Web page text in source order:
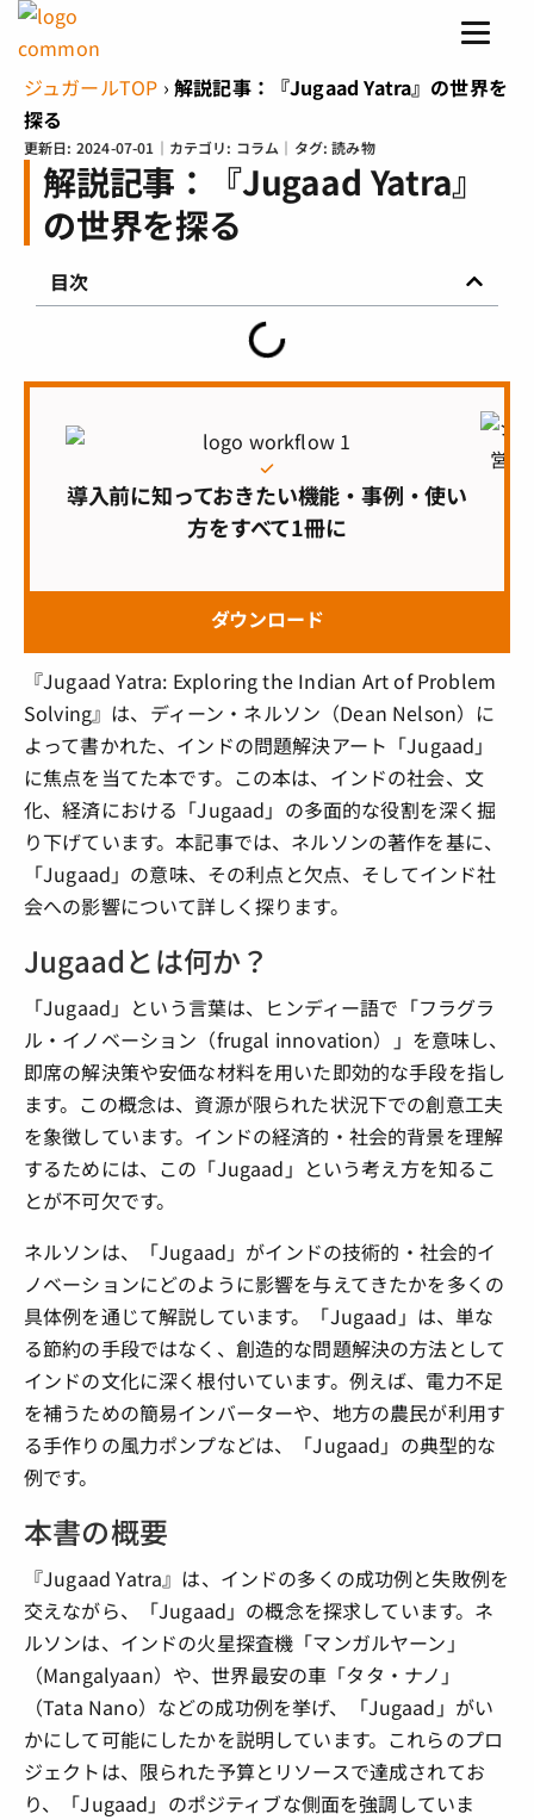
ジュガールTOP › 解説記事：『Jugaad Yatra』の世界を
探る
更新日: 2024-07-01 ｜カテゴリ: コラム ｜タグ: 読み物
解説記事：『Jugaad Yatra』
の世界を探る
目次
導入前に知っておきたい機能・事例・使い
方をすべて1冊に
ダウンロード
『Jugaad Yatra: Exploring the Indian Art of Problem
Solving』は、ディーン・ネルソン（Dean Nelson）に
よって書かれた、インドの問題解決アート「Jugaad」
に焦点を当てた本です。この本は、インドの社会、文
化、経済における「Jugaad」の多面的な役割を深く掘
り下げています。本記事では、ネルソンの著作を基に、
「Jugaad」の意味、その利点と欠点、そしてインド社
会への影響について詳しく探ります。
Jugaadとは何か？
「Jugaad」という言葉は、ヒンディー語で「フラグラ
ル・イノベーション（frugal innovation）」を意味し、
即席の解決策や安価な材料を用いた即効的な手段を指し
ます。この概念は、資源が限られた状況下での創意工夫
を象徴しています。インドの経済的・社会的背景を理解
するためには、この「Jugaad」という考え方を知るこ
とが不可欠です。
ネルソンは、「Jugaad」がインドの技術的・社会的イ
ノベーションにどのように影響を与えてきたかを多くの
具体例を通じて解説しています。「Jugaad」は、単な
る節約の手段ではなく、創造的な問題解決の方法として
インドの文化に深く根付いています。例えば、電力不足
を補うための簡易インバーターや、地方の農民が利用す
る手作りの風力ポンプなどは、「Jugaad」の典型的な
例です。
本書の概要
『Jugaad Yatra』は、インドの多くの成功例と失敗例を
交えながら、「Jugaad」の概念を探求しています。ネ
ルソンは、インドの火星探査機「マンガルヤーン」
（Mangalyaan）や、世界最安の車「タタ・ナノ」
（Tata Nano）などの成功例を挙げ、「Jugaad」がい
かにして可能にしたかを説明しています。これらのプロ
ジェクトは、限られた予算とリソースで達成されてお
り、「Jugaad」のポジティブな側面を強調していま